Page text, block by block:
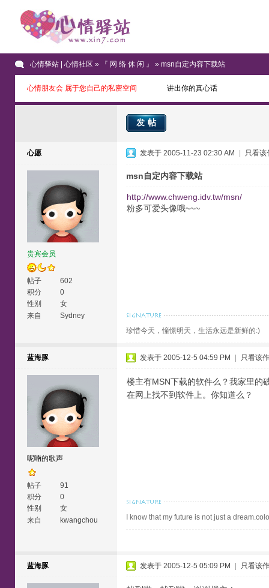
心情驿站 | 心情社区 » 『 网 络 休 闲 』 » msn自定内容下载站
心情朋友会 属于您自己的私密空间 讲出你的真心话
发帖
心愿
贵宾会员
帖子
602
积分
0
性别
女
来自
Sydney
发表于 2005-11-23 02:30 AM 只看该
msn自定内容下载站
http://www.chweng.idv.tw/msn/
粉多可爱头像哦~~~
珍惜今天，憧憬明天，生活永远是新鲜的:)
蓝海豚
呢喃的歌声
帖子
91
积分
0
性别
女
来自
kwangchou
发表于 2005-12-5 04:59 PM 只看该
楼主有MSN下载的软件么？我家里的
在网上找不到软件上。你知道么？
I know that my future is not just a
蓝海豚 发表于 2005-12-5 05:09 PM 只看该